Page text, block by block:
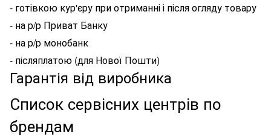
- готівкою кур'єру при отриманні і після огляду товару
- на р/р Приват Банку
- на р/р монобанк
- післяплатою (для Нової Пошти)
Гарантія від виробника
Список сервісних центрів по
брендам